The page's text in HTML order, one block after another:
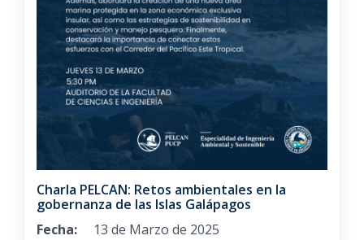
Charla PELCAN: Retos ambientales en la
gobernanza de las Islas Galápagos
Fecha:
13 de Marzo de 2025